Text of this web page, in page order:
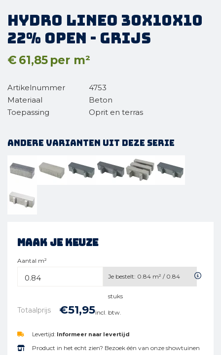
Hydro Lineo 30x10x10
22% open - Grijs
€ 61,85 per m²
Artikelnummer
4753
Materiaal
Beton
Toepassing
Oprit en terras
Andere varianten uit deze serie
Maak je keuze
Aantal m²
Je bestelt: 0.84 m² / 0.84
stuks
Totaalprijs €51,95incl. btw.
Levertijd: Informeer naar levertijd
Product in het echt zien? Bezoek één van onze showtuinen